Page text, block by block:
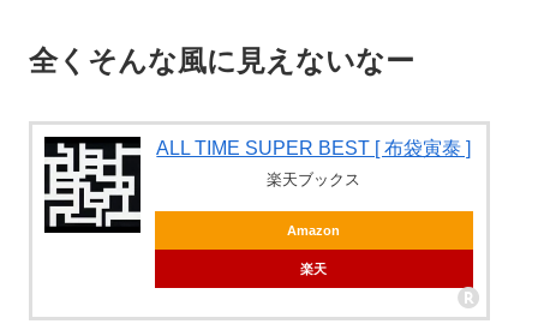
全くそんな風に見えないなー
ALL TIME SUPER BEST [ 布袋寅泰 ]
楽天ブックス
Amazon
楽天